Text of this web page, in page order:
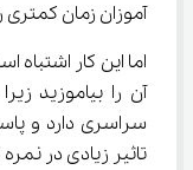
آموزان زمان کمتری
اما این کار
آن را بیاموزید
تاثیر زیادی در